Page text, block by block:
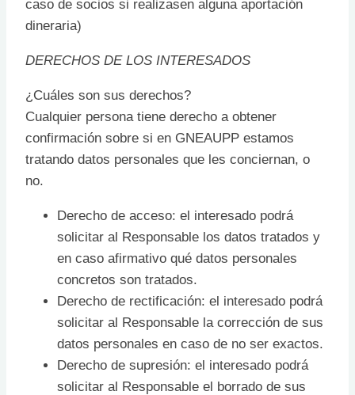
caso de socios si realizasen alguna aportación
dineraria)
DERECHOS DE LOS INTERESADOS
¿Cuáles son sus derechos?
Cualquier persona tiene derecho a obtener
confirmación sobre si en GNEAUPP estamos
tratando datos personales que les conciernan, o
no.
Derecho de acceso: el interesado podrá
solicitar al Responsable los datos tratados y
en caso afirmativo qué datos personales
concretos son tratados.
Derecho de rectificación: el interesado podrá
solicitar al Responsable la corrección de sus
datos personales en caso de no ser exactos.
Derecho de supresión: el interesado podrá
solicitar al Responsable el borrado de sus